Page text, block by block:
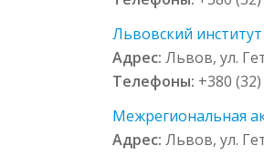
Львовский
Адрес:Львов, ул.
Телефоны: +380
Межрегиональная
Адрес:Львов, ул.